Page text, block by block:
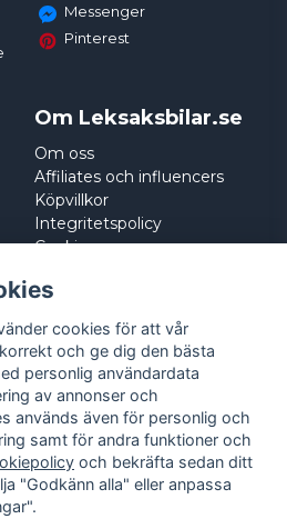
Messenger
Pinterest
Om Leksaksbilar.se
Om oss
Affiliates och influencers
Köpvillkor
Integritetspolicy
Cookies
cookies för att vår
och ge dig den bästa
personlig användardata
av annonser och
används även för personlig och
samt för andra funktioner och
och bekräfta sedan ditt
"Godkänn alla" eller anpassa